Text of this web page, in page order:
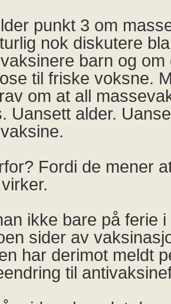
punkt 3 om
nok diskutere
barn og
til friske voksne.
om at all
Uansett alder.
Fordi de mener
ikke bare på ferie
sider av
har derimot meldt
til